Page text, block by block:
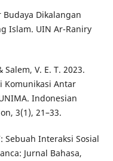
Budaya Dikalangan
Islam. UIN Ar-Raniry
V. E. T. 2023.
Komunikasi Antar
Indonesian
3(1), 21–33.
Sebuah Interaksi Sosial
Jurnal Bahasa,